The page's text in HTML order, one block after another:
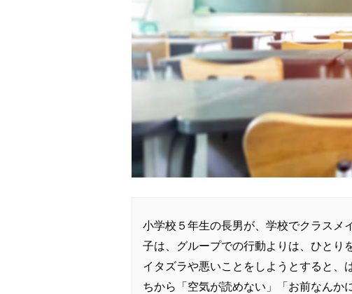
小学校５年生の長男が、学校でクラスメ
子は、グループでの行動よりは、ひとり
イタズラや悪いことをしようとすると、
ちから「空気が読めない」「お前なんか